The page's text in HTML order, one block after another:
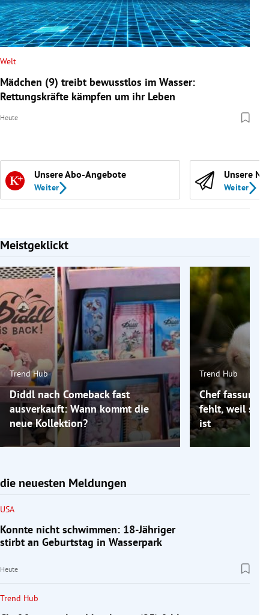
Welt
Mädchen (9) treibt bewusstlos im Wasser:
Rettungskräfte kämpfen um ihr Leben
Heute
Unsere Abo-Angebote
Weiter
Unsere
Weiter
Meistgeklickt
Slide 1 von 7
Trend Hub
Diddl nach Comeback fast
ausverkauft: Wann kommt die
neue Kollektion?
Trend Hub
Chef
fehlt, weil
ist
die neuesten Meldungen
USA
Konnte nicht schwimmen: 18-Jähriger
stirbt an Geburtstag in Wasserpark
Heute
Trend Hub